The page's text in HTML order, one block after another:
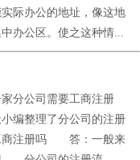
际办公的地址，像这地
办公区。使之这种情...
分公司需要工商注册
编整理了分公司的注册
商注册吗 答：一般来